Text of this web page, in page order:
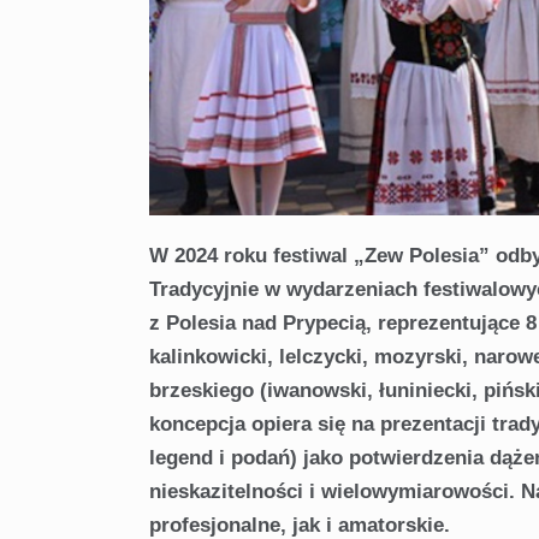
W 2024 roku festiwal „Zew Polesia”
Tradycyjnie w wydarzeniach
z Polesia nad Prypecią, reprezentujące
kalinkowicki, lelczycki, mozyrski,
brzeskiego (iwanowski, łuniniecki,
koncepcja opiera się na prezentacji
legend i podań) jako potwierdzenia
nieskazitelności i wielowymiarowości.
profesjonalne, jak i amatorskie.